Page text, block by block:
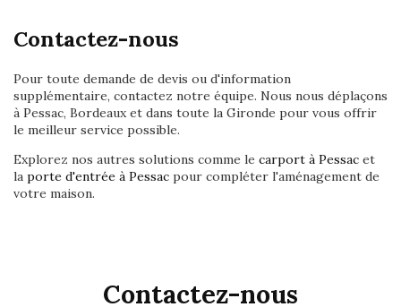
Contactez-nous
Pour toute demande de devis ou d'information
supplémentaire, contactez notre équipe. Nous nous déplaçons
à Pessac, Bordeaux et dans toute la Gironde pour vous offrir
le meilleur service possible.
Explorez nos autres solutions comme le carport à Pessac et
la porte d'entrée à Pessac pour compléter l'aménagement de
votre maison.
Contactez-nous